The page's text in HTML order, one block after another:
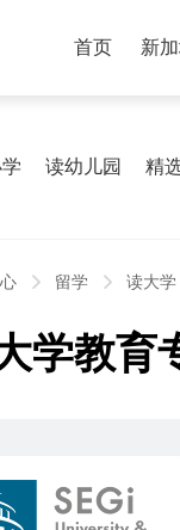
首页 新
读幼儿园 精
留学 读大学
学教育